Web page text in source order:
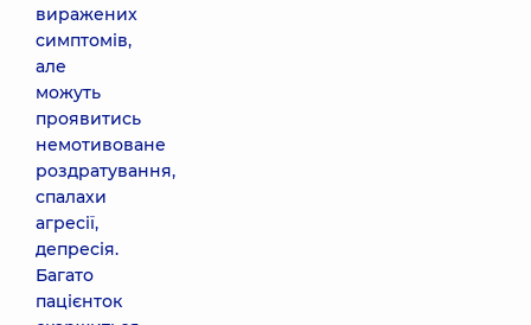
виражених
симптомів,
але
можуть
проявитись
немотивоване
роздратування,
спалахи
агресії,
депресія.
Багато
пацієнток